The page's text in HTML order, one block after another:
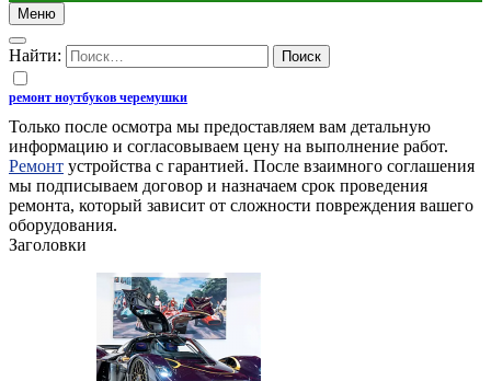
Меню
Найти:
ремонт ноутбуков черемушки
Только после осмотра мы предоставляем вам детальную
информацию и согласовываем цену на выполнение работ.
Ремонт устройства с гарантией. После взаимного соглашения
мы подписываем договор и назначаем срок проведения
ремонта, который зависит от сложности повреждения вашего
оборудования.
Заголовки